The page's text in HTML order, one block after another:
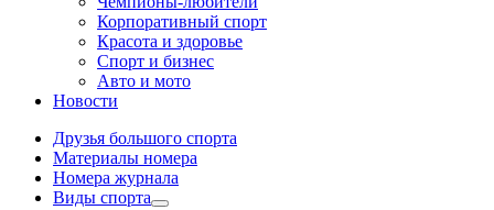
Корпоративный спорт
Красота и здоровье
Спорт и бизнес
Авто и мото
Новости
Друзья большого спорта
Материалы номера
Номера журнала
Виды спорта